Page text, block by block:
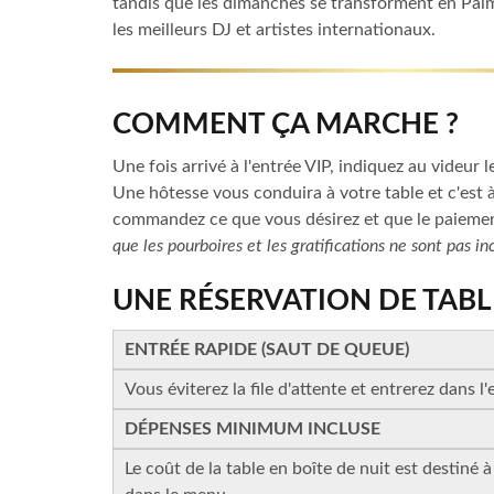
les meilleurs DJ et artistes internationaux.
COMMENT ÇA MARCHE ?
Une fois arrivé à l'entrée VIP, indiquez au videur
Une hôtesse vous conduira à votre table et c'est
commandez ce que vous désirez et que le
que les pourboires et les gratifications ne sont pas
UNE RÉSERVATION DE
ENTRÉE RAPIDE (SAUT DE QUEUE)
Vous éviterez la file d'attente et entrerez dans
DÉPENSES MINIMUM INCLUSE
Le coût de la table en boîte de nuit est destiné